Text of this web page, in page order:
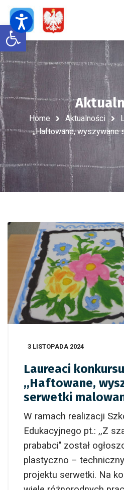
Open toolbar
Home Aktualności
,,Haftowane, wyszywane
3 LISTOPADA 2024
Laureaci
,,Haftowane,
serwetki
W ramach realizacji
Edukacyjnego pt.: ,,Z
prababci’’ został
plastyczno –
projektu serwetki. Na